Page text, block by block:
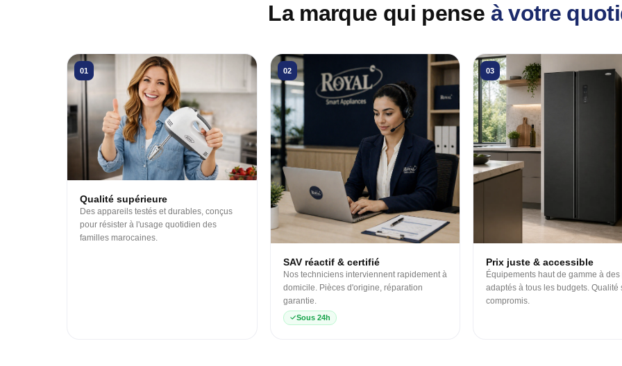
La marque qui pense à votre
01
Qualité supérieure
Des appareils testés et durables, conçus
pour résister à l'usage quotidien des
familles marocaines.
02
SAV réactif & certifié
Nos techniciens interviennent rapidement à
domicile. Pièces d'origine, réparation
garantie.
Sous 24h
03
Prix juste & accessible
Équipements haut de gamme à des
adaptés à tous les budgets. Qualité
compromis.